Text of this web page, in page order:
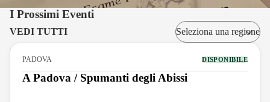
I Prossimi Eventi
VEDI TUTTI
PADOVA DISPONIBILE
A Padova / Spumanti degli Abissi